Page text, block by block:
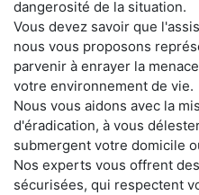
dangerosité de la situation.
Vous devez savoir que
nous vous proposons
parvenir à enrayer la
votre environnement de vie.
Nous vous aidons avec la
d'éradication, à vous
submergent votre domicile
Nos experts vous offrent
sécurisées, qui respectent